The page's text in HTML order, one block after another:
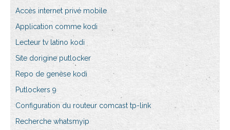
Accès internet privé mobile
Application comme kodi
Lecteur tv latino kodi
Site dorigine putlocker
Repo de genèse kodi
Putlockers 9
Configuration du routeur comcast tp-link
Recherche whatsmyip